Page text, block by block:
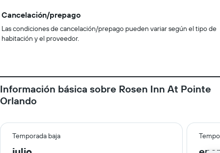
Cancelación/prepago
Las condiciones de cancelación/prepago pueden variar según el tipo de
habitación y el proveedor.
Información básica sobre Rosen Inn At Pointe
Orlando
Temporada baja